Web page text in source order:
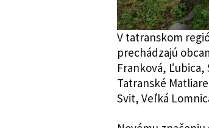
V tatranskom
prechádzajú
Franková,
Tatranské
Svit, Veľká